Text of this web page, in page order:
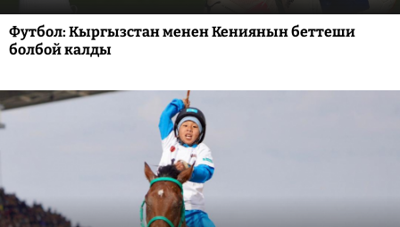
Футбол: Кыргызстан менен Кениянын беттеши
болбой калды